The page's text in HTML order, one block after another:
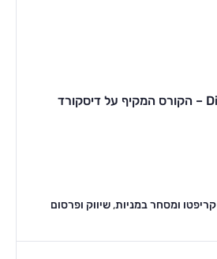
Discord NFTication – הקורס המקיף על דיסקורד
קריפטו ומסחר במניות, שיווק ופרסום